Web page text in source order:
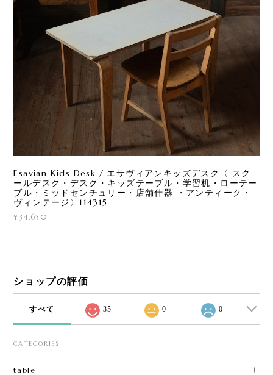
Esavian Kids Desk / エサヴィアンキッズデスク〈 スク
ールデスク・デスク・キッズテーブル・学習机・ローテー
ブル・ミッドセンチュリー・店舗什器 ・アンティーク・
ヴィンテージ〉114315
¥34,650
ショップの評価
すべて 35 0 0
CATEGORIES
table